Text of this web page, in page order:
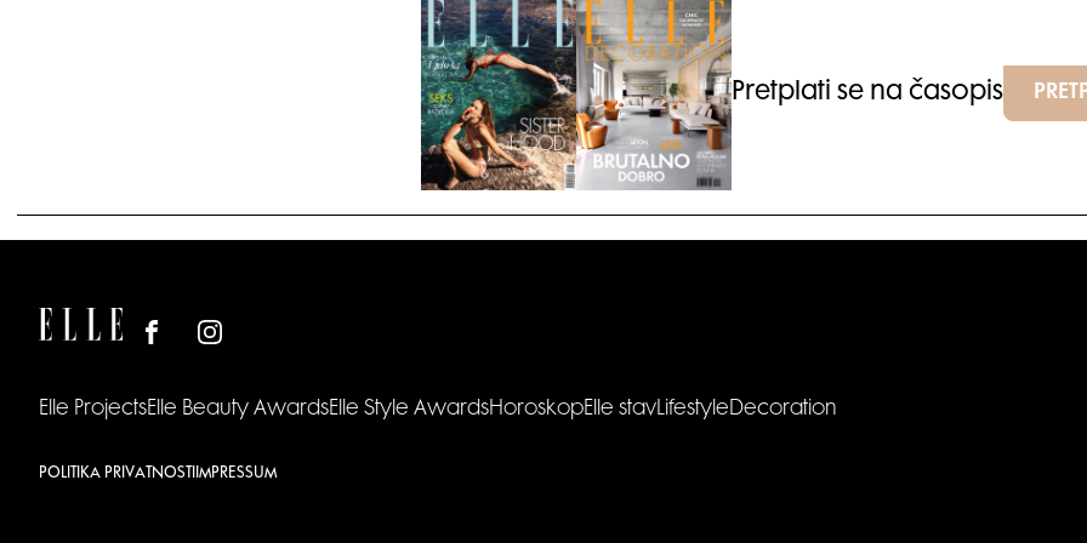
Pretplati se na časopis
Elle ProjectsElle Beauty AwardsElle Style AwardsHoroskopElle stavLifestyleDecoration
POLITIKA PRIVATNOSTI IMPRESSUM